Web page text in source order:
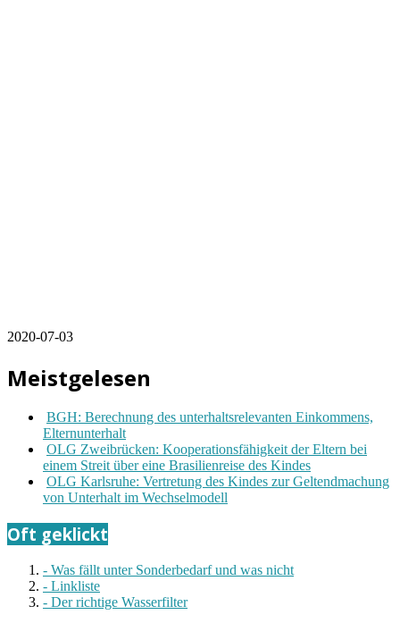
2020-07-03
Meistgelesen
BGH: Berechnung des unterhaltsrelevanten Einkommens,
Elternunterhalt
OLG Zweibrücken: Kooperationsfähigkeit der Eltern bei
einem Streit über eine Brasilienreise des Kindes
OLG Karlsruhe: Vertretung des Kindes zur Geltendmachung
von Unterhalt im Wechselmodell
Oft geklickt
- Was fällt unter Sonderbedarf und was nicht
- Linkliste
- Der richtige Wasserfilter